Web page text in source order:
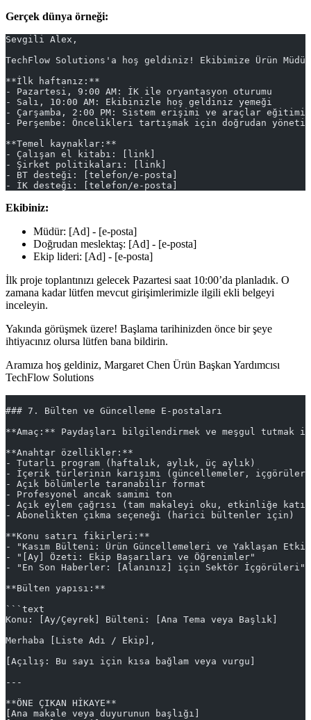
Gerçek dünya örneği:
Sevgili Alex,
TechFlow Solutions'a hoş geldiniz! Ekibimize Ürün
**İlk haftanız:**
- Pazartesi, 9:00 AM: İK ile oryantasyon oturumu
- Salı, 10:00 AM: Ekibinizle hoş geldiniz yemeği
- Çarşamba, 2:00 PM: Sistem erişimi ve araçlar eğitimi
- Perşembe: Öncelikleri tartışmak için doğrudan
**Temel kaynaklar:**
- Çalışan el kitabı: [link]
- Şirket politikaları: [link]
- BT desteği: [telefon/e-posta]
- İK desteği: [telefon/e-posta]
Ekibiniz:
Müdür: [Ad] - [e-posta]
Doğrudan meslektaş: [Ad] - [e-posta]
Ekip lideri: [Ad] - [e-posta]
İlk proje toplantınızı gelecek Pazartesi saat 10:00’da planladık. O
zamana kadar lütfen mevcut girişimlerimizle ilgili ekli belgeyi
inceleyin.
Yakında görüşmek üzere! Başlama tarihinizden önce bir şeye
ihtiyacınız olursa lütfen bana bildirin.
Aramıza hoş geldiniz, Margaret Chen Ürün Başkan Yardımcısı
TechFlow Solutions
### 7. Bülten ve Güncelleme E-postaları
**Amaç:** Paydaşları bilgilendirmek ve meşgul tutmak
**Anahtar özellikler:**
- Tutarlı program (haftalık, aylık, üç aylık)
- İçerik türlerinin karışımı (güncellemeler,
- Açık bölümlerle taranabilir format
- Profesyonel ancak samimi ton
- Açık eylem çağrısı (tam makaleyi oku, etkinliğe
- Abonelikten çıkma seçeneği (harici bültenler için)
**Konu satırı fikirleri:**
- "Kasım Bülteni: Ürün Güncellemeleri ve Yaklaşan
- "[Ay] Özeti: Ekip Başarıları ve Öğrenimler"
- "En Son Haberler: [Alanınız] için Sektör İçgörüleri"
**Bülten yapısı:**
```text
Konu: [Ay/Çeyrek] Bülteni: [Ana Tema veya Başlık]
Merhaba [Liste Adı / Ekip],
[Açılış: Bu sayı için kısa bağlam veya vurgu]
---
**ÖNE ÇIKAN HİKAYE**
[Ana makale veya duyurunun başlığı]